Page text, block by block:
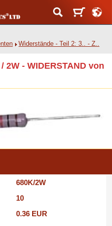
Widerstände - Teil 2: 3.. - Z..
2W - WIDERSTAND von
680K/2W
10
0.36 EUR